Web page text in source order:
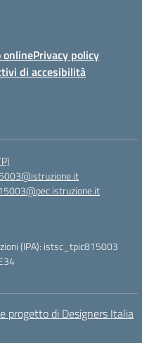
onlinePrivacy policy
di accesibilità
(IPA): istsc_tpic815003
progetto di Designers Italia